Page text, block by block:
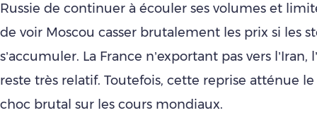
Russie de continuer à écouler ses volumes et
de voir Moscou casser brutalement les prix si les
s’accumuler. La France n’exportant pas vers
reste très relatif. Toutefois, cette reprise atténue le
choc brutal sur les cours mondiaux.